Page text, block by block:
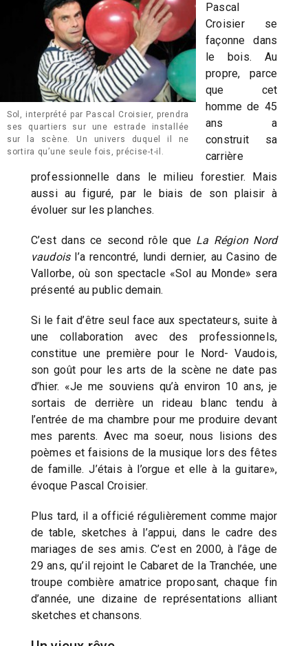
Sol, interprété par Pascal Croisier, prendra
ses quartiers sur une estrade installée
sur la scène. Un univers duquel il ne
sortira qu’une seule fois, précise-t-il.
Pascal
Croisier se
façonne dans
le bois. Au
propre, parce
que cet
homme de 45
ans a
construit sa
carrière
professionnelle dans le milieu forestier. Mais
aussi au figuré, par le biais de son plaisir à
évoluer sur les planches.
C’est dans ce second rôle que La Région Nord
vaudoisl’a rencontré, lundi dernier, au Casino de
Vallorbe, où son spectacle «Sol au Monde» sera
présenté au public demain.
Si le fait d’être seul face aux spectateurs, suite à
une collaboration avec des professionnels,
constitue une première pour le Nord- Vaudois,
son goût pour les arts de la scène ne date pas
d’hier. «Je me souviens qu’à environ 10 ans, je
sortais de derrière un rideau blanc tendu à
l’entrée de ma chambre pour me produire devant
mes parents. Avec ma soeur, nous lisions des
poèmes et faisions de la musique lors des fêtes
de famille. J’étais à l’orgue et elle à la guitare»,
évoque Pascal Croisier.
Plus tard, il a officié régulièrement comme major
de table, sketches à l’appui, dans le cadre des
mariages de ses amis. C’est en 2000, à l’âge de
29 ans, qu’il rejoint le Cabaret de la Tranchée, une
troupe combière amatrice proposant, chaque fin
d’année, une dizaine de représentations alliant
sketches et chansons.